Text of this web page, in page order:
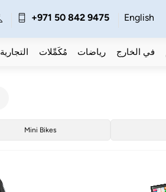
English
+971 50 842 9475
في الخارج رياضات مُكَمِّلات التجارية
Mini Bikes